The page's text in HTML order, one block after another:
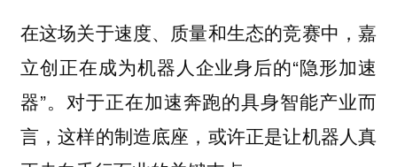
在这场关于速度、质量和生态的竞赛中，嘉
立创正在成为机器人企业身后的“隐形加速
器”。对于正在加速奔跑的具身智能产业而
言，这样的制造底座，或许正是让机器人真